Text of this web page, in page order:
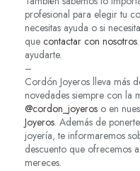
profesional para elegir tu
necesitas ayuda o si
que contactar con nosotros
ayudarte.
–
Cordón Joyeros lleva más
novedades siempre con la
@cordon_joyeros o en
Joyeros. Además de
joyería, te informaremos
descuento que ofrecemos
mereces.